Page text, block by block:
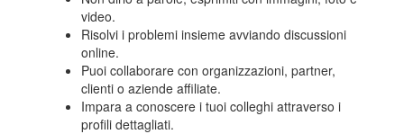
video.
Risolvi i problemi insieme avviando discussioni
online.
Puoi collaborare con organizzazioni, partner,
clienti o aziende affiliate.
Impara a conoscere i tuoi colleghi attraverso i
profili dettagliati.